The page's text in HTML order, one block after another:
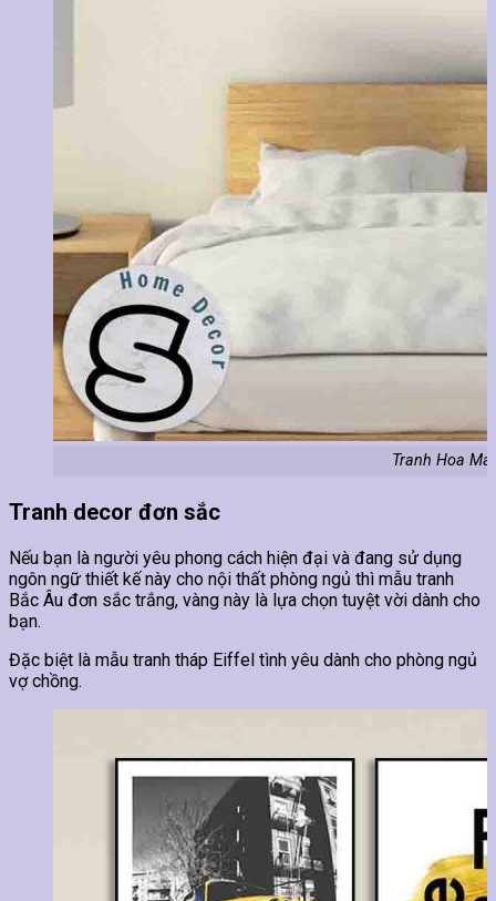
Tranh Hoa
Tranh decor đơn sắc
Nếu bạn là người yêu phong cách hiện đại và đang sử dụng
ngôn ngữ thiết kế này cho nội thất phòng ngủ thì mẫu tranh
Bắc Âu đơn sắc trắng, vàng này là lựa chọn tuyệt vời dành cho
bạn.
Đặc biệt là mẫu tranh tháp Eiffel tình yêu dành cho phòng ngủ
vợ chồng.